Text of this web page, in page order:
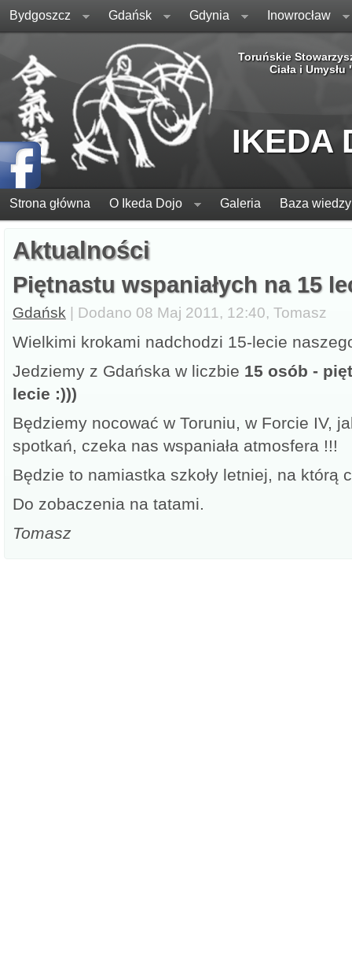
Bydgoszcz Gdańsk Gdynia Inowrocław
Toruńskie
Ciała i Umysłu
IKEDA
Strona główna O Ikeda Dojo Galeria Baza wiedzy
Aktualności
Piętnastu wspaniałych na 15
Gdańsk | Dodano 08 Maj 2011, 12:40, Tomasz
Wielkimi krokami nadchodzi 15-lecie
Jedziemy z Gdańska w liczbie 15 osób -
lecie :)))
Będziemy nocować w Toruniu, w Forcie IV,
spotkań, czeka nas wspaniała atmosfera !!!
Będzie to namiastka szkoły letniej, na którą
Do zobaczenia na tatami.
Tomasz